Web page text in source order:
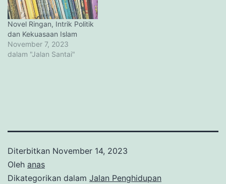
Novel Ringan, Intrik Politik
dan Kekuasaan Islam
November 7, 2023
dalam "Jalan Santai"
Diterbitkan November 14, 2023
Oleh anas
Dikategorikan dalam Jalan Penghidupan